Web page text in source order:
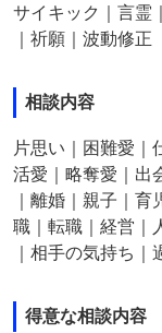
サイキック｜言霊
｜祈願｜波動修正
相談内容
片思い｜困難愛｜
活愛｜略奪愛｜出
｜離婚｜親子｜
職｜転職｜経営｜
｜相手の気持ち｜
得意な相談内容